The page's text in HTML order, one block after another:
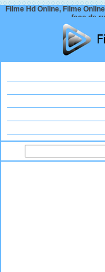
Filme Hd Online, Filme
face de